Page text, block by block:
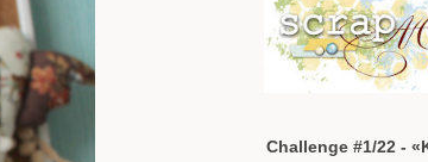
Challenge #1/22 -